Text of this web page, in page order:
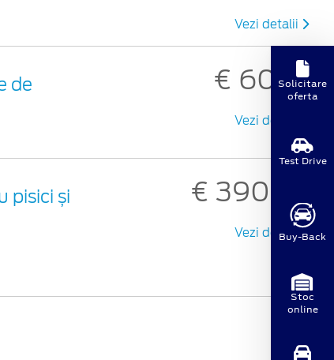
Vezi detalii
de
€ 60,91
Vezi detalii
pisici și
€ 390,33
Vezi detalii
Solicitare
oferta
Test Drive
Buy-Back
Stoc
online